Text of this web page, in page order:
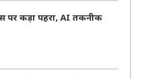
पर कड़ा पहरा, AI तकनीक